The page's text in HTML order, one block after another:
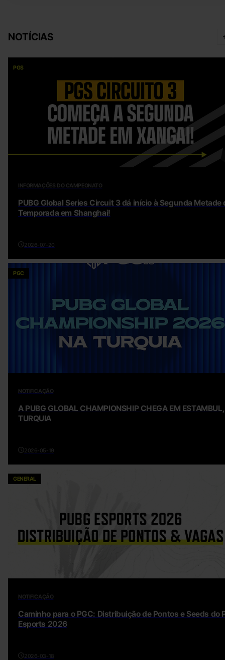
NOTÍCIAS
PGS
INFORMAÇÕES DO CAMPEONATO
PUBG Global Series Circuit 3 dá início à Segunda Metade
Temporada em Shanghai!
2026-07-20
PGC
NOTIFICAÇÃO
A PUBG GLOBAL CHAMPIONSHIP CHEGA EM ESTAMBUL,
TURQUIA
2026-05-19
GENERAL
NOTIFICAÇÃO
Caminho para o PGC: Distribuição de Pontos e Seeds do
Esports 2026
2026-03-18